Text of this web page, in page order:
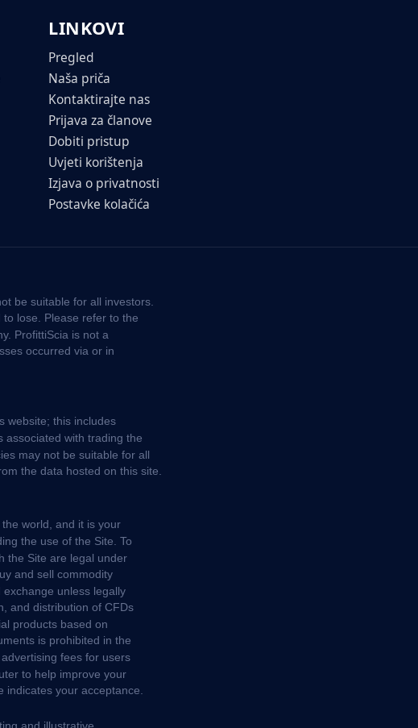
LINKOVI
Pregled
Naša priča
Kontaktirajte nas
Prijava za članove
Dobiti pristup
Uvjeti korištenja
Izjava o privatnosti
Postavke kolačića